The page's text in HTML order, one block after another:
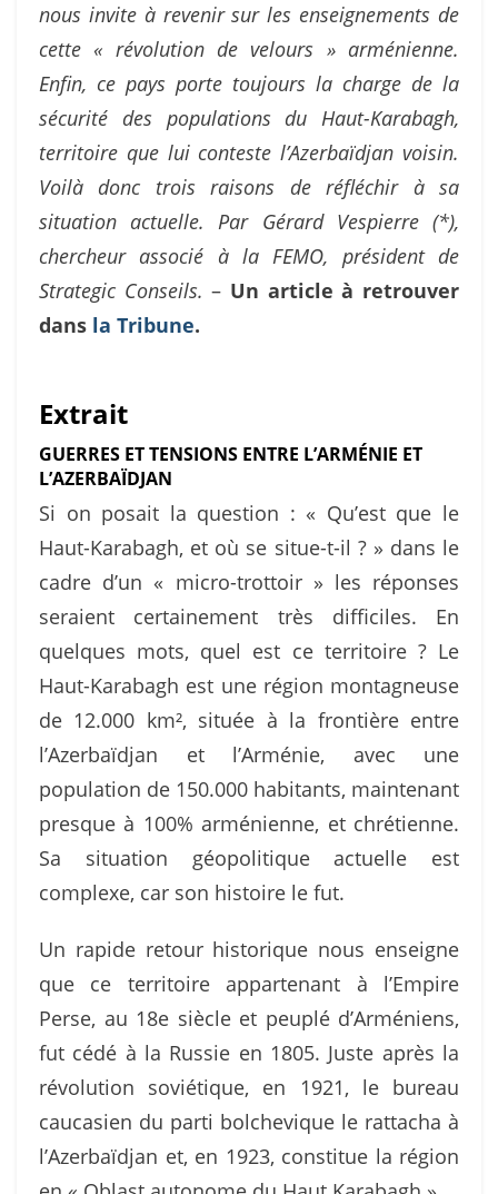
nous invite à revenir sur les enseignements de
cette « révolution de velours » arménienne.
Enfin, ce pays porte toujours la charge de la
sécurité des populations du Haut-Karabagh,
territoire que lui conteste l’Azerbaïdjan voisin.
Voilà donc trois raisons de réfléchir à sa
situation actuelle. Par Gérard Vespierre (*),
chercheur associé à la FEMO, président de
Strategic Conseils.– Un article à retrouver
dans la Tribune.
Extrait
GUERRES ET TENSIONS ENTRE L’ARMÉNIE ET
L’AZERBAÏDJAN
Si on posait la question : « Qu’est que le
Haut-Karabagh, et où se situe-t-il ? » dans le
cadre d’un « micro-trottoir » les réponses
seraient certainement très difficiles. En
quelques mots, quel est ce territoire ? Le
Haut-Karabagh est une région montagneuse
de 12.000 km², située à la frontière entre
l’Azerbaïdjan et l’Arménie, avec une
population de 150.000 habitants, maintenant
presque à 100% arménienne, et chrétienne.
Sa situation géopolitique actuelle est
complexe, car son histoire le fut.
Un rapide retour historique nous enseigne
que ce territoire appartenant à l’Empire
Perse, au 18e siècle et peuplé d’Arméniens,
fut cédé à la Russie en 1805. Juste après la
révolution soviétique, en 1921, le bureau
caucasien du parti bolchevique le rattacha à
l’Azerbaïdjan et, en 1923, constitue la région